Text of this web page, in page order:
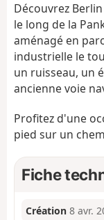
Découvrez
le long de la
aménagé en
industrielle le
un ruisseau, un
ancienne voie
Profitez d'une
pied sur un
Fiche
Création 8 avr.